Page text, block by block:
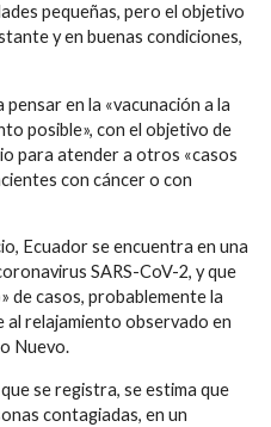
pequeñas, pero el objetivo
y en buenas condiciones,
en la «vacunación a la
posible», con el objetivo de
para atender a otros «casos
con cáncer o con
Ecuador se encuentra en una
SARS-CoV-2, y que
de casos, probablemente la
al relajamiento observado en
Nuevo.
se registra, se estima que
contagiadas, en un